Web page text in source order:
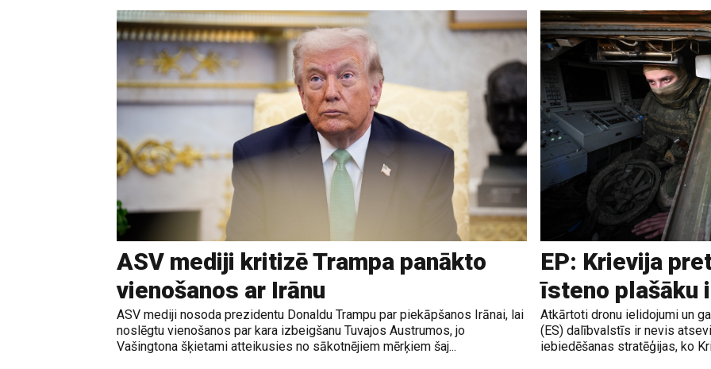
ASV mediji kritizē Trampa panākto
vienošanos ar Irānu
ASV mediji nosoda prezidentu Donaldu Trampu par piekāpšanos Irānai, lai
noslēgtu vienošanos par kara izbeigšanu Tuvajos Austrumos, jo
Vašingtona šķietami atteikusies no sākotnējiem mērķiem šaj...
EP: Krievija
īsteno plašāku
Atkārtoti dronu ielidojumi un
(ES) dalībvalstīs ir nevis
iebiedēšanas stratēģijas, ko